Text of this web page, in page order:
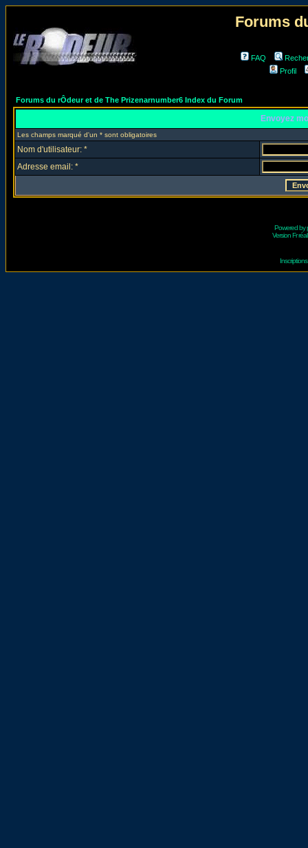
Forums
FAQ
Profil
Forums du rÔdeur et de The Prizenarnumber6 Index du Forum
Envoyez
Les champs marqué d'un * sont obligatoires
Nom d'utilisateur: *
Adresse email: *
Powered by
Version Fr